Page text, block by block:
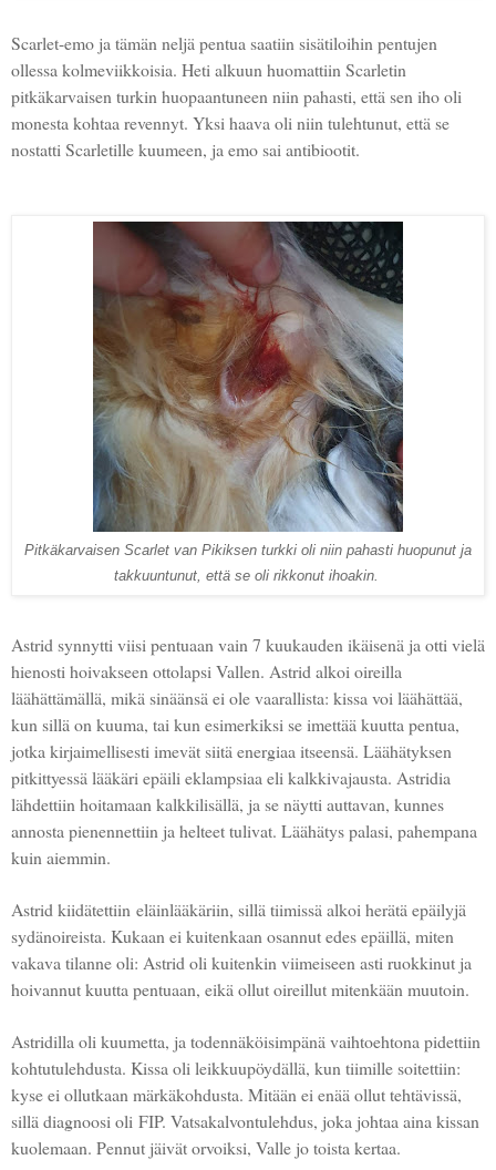
Scarlet-emo ja tämän neljä pentua saatiin sisätiloihin pentujen
ollessa kolmeviikkoisia. Heti alkuun huomattiin Scarletin
pitkäkarvaisen turkin huopaantuneen niin pahasti, että sen iho oli
monesta kohtaa revennyt. Yksi haava oli niin tulehtunut, että se
nostatti Scarletille kuumeen, ja emo sai antibiootit.
Pitkäkarvaisen Scarlet van Pikiksen turkki oli niin pahasti huopunut ja
takkuuntunut, että se oli rikkonut ihoakin.
Astrid synnytti viisi pentuaan vain 7 kuukauden ikäisenä ja otti vielä
hienosti hoivakseen ottolapsi Vallen. Astrid alkoi oireilla
läähättämällä, mikä sinäänsä ei ole vaarallista: kissa voi läähättää,
kun sillä on kuuma, tai kun esimerkiksi se imettää kuutta pentua,
jotka kirjaimellisesti imevät siitä energiaa itseensä. Läähätyksen
pitkittyessä lääkäri epäili eklampsiaa eli kalkkivajausta. Astridia
lähdettiin hoitamaan kalkkilisällä, ja se näytti auttavan, kunnes
annosta pienennettiin ja helteet tulivat. Läähätys palasi, pahempana
kuin aiemmin.
Astrid kiidätettiin eläinlääkäriin, sillä tiimissä alkoi herätä epäilyjä
sydänoireista. Kukaan ei kuitenkaan osannut edes epäillä, miten
vakava tilanne oli: Astrid oli kuitenkin viimeiseen asti ruokkinut ja
hoivannut kuutta pentuaan, eikä ollut oireillut mitenkään muutoin.
Astridilla oli kuumetta, ja todennäköisimpänä vaihtoehtona pidettiin
kohtutulehdusta. Kissa oli leikkuupöydällä, kun tiimille soitettiin:
kyse ei ollutkaan märkäkohdusta. Mitään ei enää ollut tehtävissä,
sillä diagnoosi oli FIP. Vatsakalvontulehdus, joka johtaa aina kissan
kuolemaan. Pennut jäivät orvoiksi, Valle jo toista kertaa.